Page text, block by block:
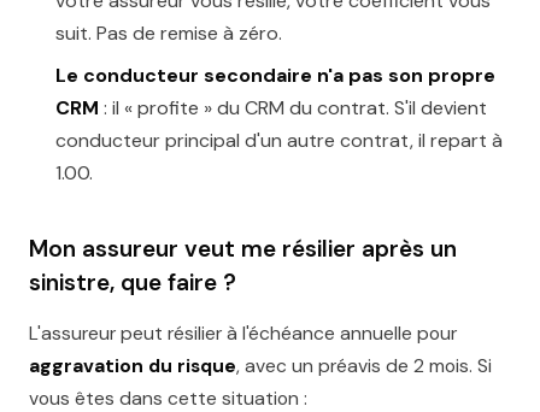
suit. Pas de remise à zéro.
Le conducteur secondaire n'a pas son propre
CRM : il « profite » du CRM du contrat. S'il devient
conducteur principal d'un autre contrat, il repart à
1.00.
Mon assureur veut me résilier après un
sinistre, que faire ?
L'assureur peut résilier à l'échéance annuelle pour
aggravation du risque, avec un préavis de 2 mois. Si
vous êtes dans cette situation :